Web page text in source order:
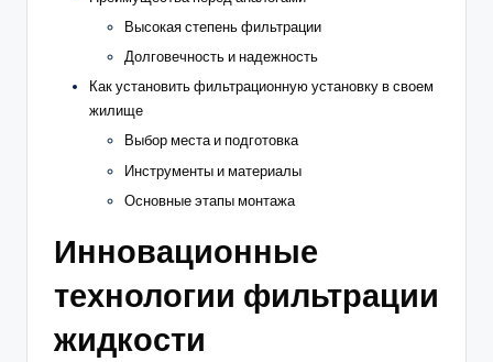
Высокая степень фильтрации
Долговечность и надежность
Как установить фильтрационную установку в своем
жилище
Выбор места и подготовка
Инструменты и материалы
Основные этапы монтажа
Инновационные
технологии фильтрации
жидкости